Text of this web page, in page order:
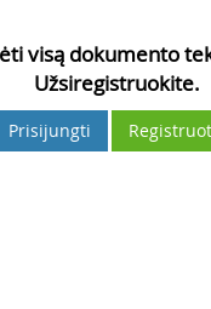
visą dokumento
Užsiregistruokite.
Prisijungti